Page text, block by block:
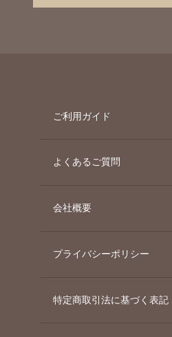
ご利用ガイド
よくあるご質問
会社概要
プライバシーポリシー
特定商取引法に基づく表記